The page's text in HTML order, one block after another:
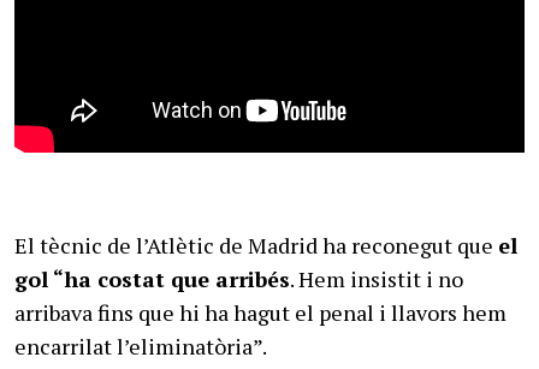
El tècnic de l’Atlètic de Madrid ha reconegut que el
gol “ha costat que arribés. Hem insistit i no
arribava fins que hi ha hagut el penal i llavors hem
encarrilat l’eliminatòria”.